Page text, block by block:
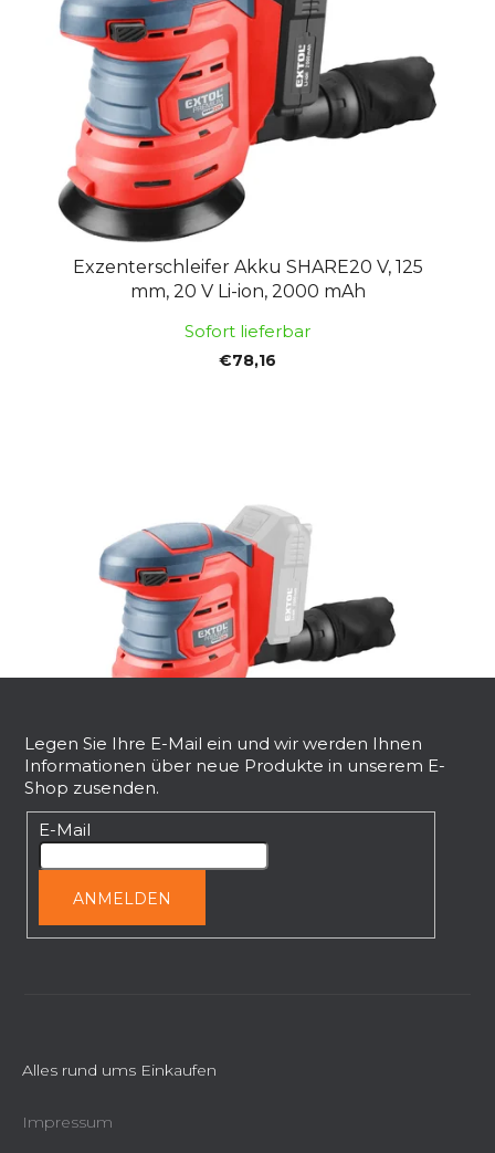
Exzenterschleifer Akku SHARE20 V, 125
mm, 20 V Li-ion, 2000 mAh
Sofort lieferbar
€78,16
Akku-Exzenterschleifer SHARE20V, 125
Sofort lieferbar
Legen Sie Ihre E-Mail ein und wir werden Ihnen
Informationen über neue Produkte in unserem E-
Shop zusenden.
E-Mail
ANMELDEN
Alles rund ums Einkaufen
Impressum